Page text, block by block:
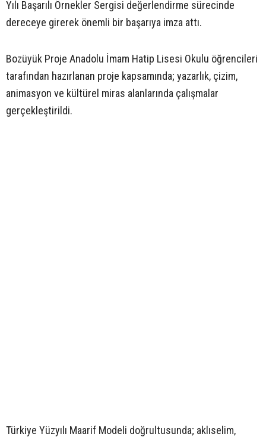
Yılı Başarılı Örnekler Sergisi değerlendirme sürecinde
dereceye girerek önemli bir başarıya imza attı.
Bozüyük Proje Anadolu İmam Hatip Lisesi Okulu öğrencileri
tarafından hazırlanan proje kapsamında; yazarlık, çizim,
animasyon ve kültürel miras alanlarında çalışmalar
gerçekleştirildi.
Türkiye Yüzyılı Maarif Modeli doğrultusunda; aklıselim,